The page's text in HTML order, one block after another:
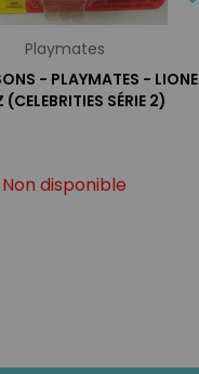
Playmates
- PLAYMATES -
(CELEBRITIES SÉRIE 2)
Non disponible